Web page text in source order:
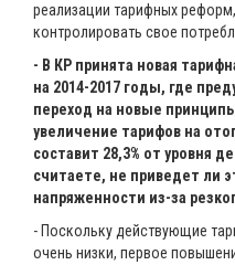
реализации тарифных
контролировать свое
- В КР принята новая
на 2014-2017 годы, где
переход на новые
увеличение тарифов на
составит 28,3% от уровня
считаете, не приведет ли
напряженности из-за
- Поскольку действующие
очень низки, первое